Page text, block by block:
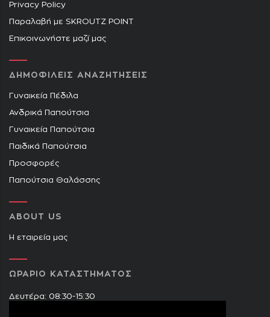
Privacy Policy
Παραλαβή με SKROUTZ POINT
Επικοινωνήστε μαζί μας
ΔΗΜΟΦΙΛΕΙΣ ΑΝΑΖΗΤΗΣΕΙΣ
Γυναικεία Πέδιλα
Ανδρικά Παπούτσια
Γυναικεία Παπούτσια
Παιδικά Παπούτσια
Προσφορές
Παπούτσια Θαλάσσης
ABOUT US
Η εταιρεία μας
ΩΡΑΡΙΟ ΚΑΤΑΣΤΗΜΑΤΟΣ
Δευτέρα: 08:30-15:30